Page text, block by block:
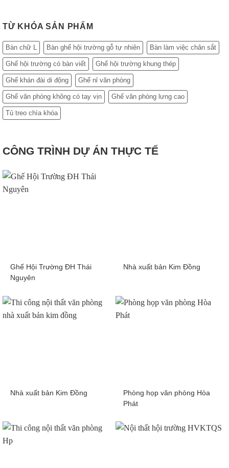
TỪ KHÓA SẢN PHẨM
Bàn chữ L Bàn ghế hội trường gỗ tự nhiên Bàn làm việc chân sắt
Ghế hội trường có bàn viết Ghế hội trường khung thép
Ghế khán đài di động Ghế nỉ văn phòng
Ghế văn phòng không có tay vịn Ghế văn phòng lưng cao
Tủ treo chìa khóa
CÔNG TRÌNH DỰ ÁN THỰC TẾ
Ghế Hội Trường ĐH Thái
Nguyên
Nhà xuất bản Kim Đồng
Nhà xuất bản Kim Đồng
Phòng họp văn phòng Hòa
Phát